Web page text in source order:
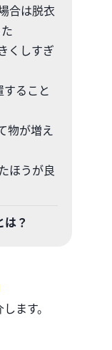
合は脱衣
くしすぎ
ること
物が増え
ほうが良
？
ます。